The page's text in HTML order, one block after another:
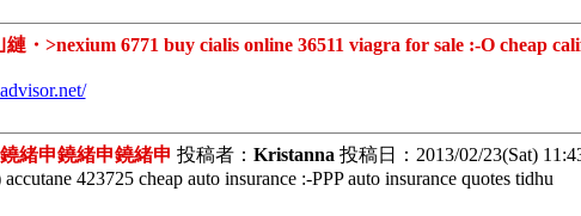
縺・>nexium 6771 buy cialis online 36511 viagra for sale :-O cheap
緒申鐃緒申鐃緒申 投稿者： Kristanna 投稿日：2013/02/23(Sat)
423725 cheap auto insurance :-PPP auto insurance quotes tidhu